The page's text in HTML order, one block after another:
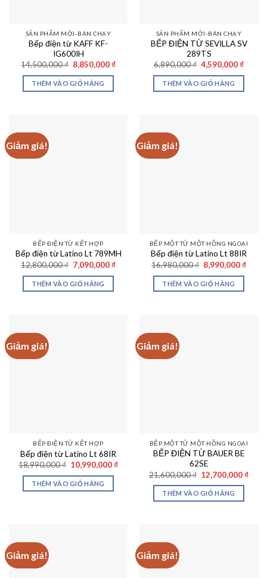
SẢN PHẨM MỚI-BÁN CHẠY
Bếp điện từ KAFF KF-
IG600IH
14,500,000₫ Giá
gốc
là:
14,500,000 ₫.
8,850,000 ₫Giá
8,850,000 ₫.
THÊM VÀO GIỎ HÀNG
SẢN PHẨM MỚI-BÁN CHẠY
BẾP ĐIỆN TỪ SEVILLA SV
289TS
6,890,000₫ Giá
gốc
là:
6,890,000 ₫.
4,590,000 ₫Giá
THÊM VÀO GIỎ HÀNG
Giảm giá!
BẾP ĐIỆN TỪ KẾT HỢP
Bếp điện từ Latino Lt 789MH
12,800,000₫ Giá
gốc
là:
12,800,000 ₫.
7,090,000 ₫Giá
THÊM VÀO GIỎ HÀNG
Giảm giá!
BẾP MỘT TỪ MỘT HỒNG NGOẠI
Bếp điện từ Latino Lt 88IR
16,980,000₫ Giá
gốc
là:
16,980,000 ₫.
8,990,000 ₫Giá
THÊM VÀO GIỎ HÀNG
Giảm giá!
BẾP ĐIỆN TỪ KẾT HỢP
Bếp điện từ Latino Lt 68IR
18,990,000₫ Giá
gốc
là:
18,990,000 ₫.
10,990,000 ₫Giá
10,990,000 ₫.
THÊM VÀO GIỎ HÀNG
Giảm giá!
BẾP MỘT TỪ MỘT HỒNG NGOẠI
BẾP ĐIỆN TỪ BAUER BE
62SE
21,600,000₫ Giá
gốc
là:
21,600,000 ₫.
12,700,000 ₫Giá
THÊM VÀO GIỎ HÀNG
Giảm giá! Giảm giá!